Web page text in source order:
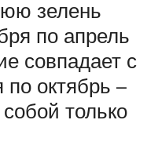
зелень
по апрель
совпадает с
октябрь –
только